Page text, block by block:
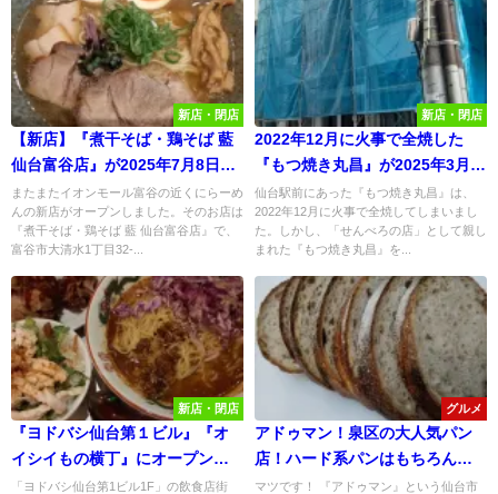
新店・閉店
【新店】『煮干そば・鶏そば 藍
仙台富谷店』が2025年7月8日
(火)にグランドオープンしたので
行ってみた！
またまたイオンモール富谷の近くにらーめ
んの新店がオープンしました。そのお店は
『煮干そば・鶏そば 藍 仙台富谷店』で、
富谷市大清水1丁目32-...
新店・閉店
2022年12月に火事で全焼した
『もつ焼き丸昌』が2025年3月に
復活再オープンするらしい！
仙台駅前にあった『もつ焼き丸昌』は、
2022年12月に火事で全焼してしまいまし
た。しかし、「せんべろの店」として親し
まれた『もつ焼き丸昌』を...
新店・閉店
『ヨドバシ仙台第１ビル』『オ
イシイもの横丁』にオープンし
た『台湾・中華バル 台中香』行
「ヨドバシ仙台第1ビル1F」の飲食店街
グルメ
アドゥマン！泉区の大人気パン
店！ハード系パンはもちろんレ
モンクリームパンも最高！
マツです！ 『アドゥマン』という仙台市